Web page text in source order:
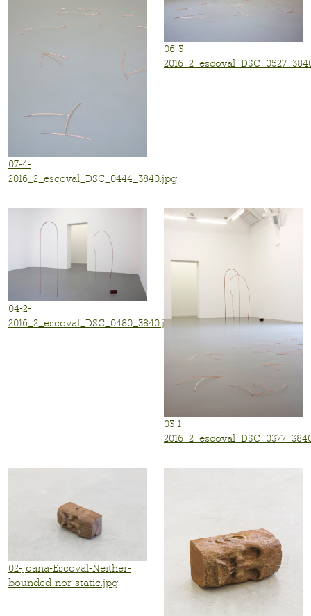
07-4-
2016_2_escoval_DSC_0444_3840.jpg
06-3-
04-2-
2016_2_escoval_DSC_0480_3840.jpg
03-1-
02-Joana-Escoval-Neither-
bounded-nor-static.jpg